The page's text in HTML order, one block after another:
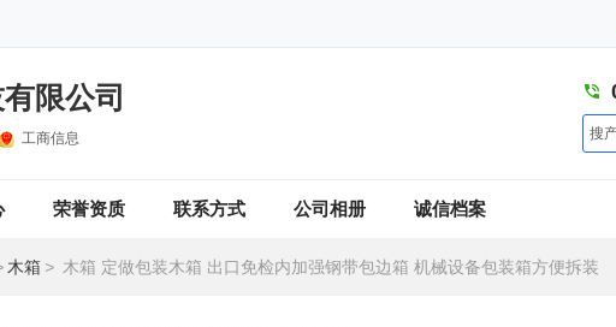
限公司
工商信息 搜
荣誉资质 联系方式 公司相册 诚信档案
木箱 > 木箱 定做包装木箱 出口免检内加强钢带包边箱 机械设备包装箱方便拆装